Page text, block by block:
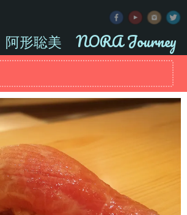
形聡美 NORA Journey